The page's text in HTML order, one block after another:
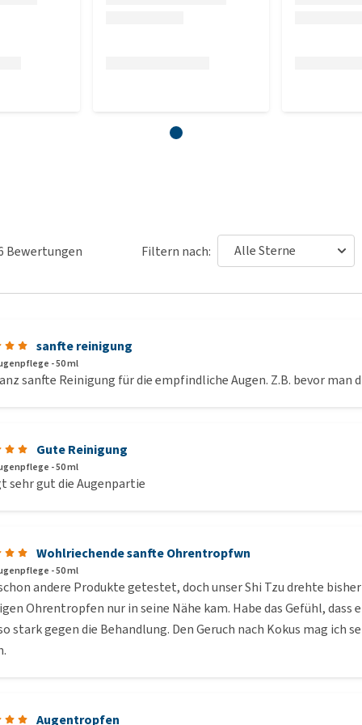
Filtern nach:
Bewertungen
sanfte reinigung
- 50 ml
sanfte Reinigung für die empfindliche Augen. Z.B. bevor man
Gute Reinigung
- 50 ml
sehr gut die Augenpartie
Wohlriechende sanfte Ohrentropfwn
- 50 ml
andere Produkte getestet, doch unser Shi Tzu drehte
Ohrentropfen nur in seine Nähe kam. Habe das Gefühl,
stark gegen die Behandlung. Den Geruch nach Kokus mag ich
Augentropfen